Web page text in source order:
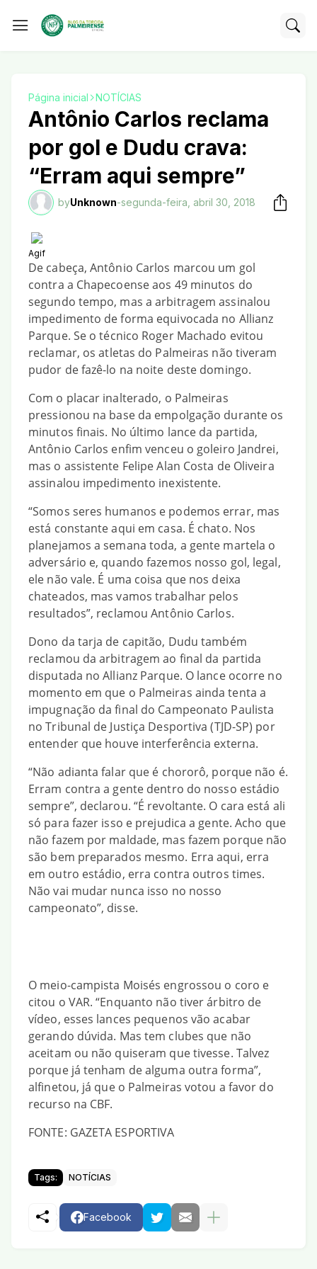
Página inicial NOTÍCIAS
Antônio Carlos reclama
por gol e Dudu crava:
“Erram aqui sempre”
byUnknown-segunda-feira, abril 30, 2018
Agif
De cabeça, Antônio Carlos marcou um gol
contra a Chapecoense aos 49 minutos do
segundo tempo, mas a arbitragem assinalou
impedimento de forma equivocada no Allianz
Parque. Se otécnico Roger Machado evitou
reclamar, os atletas do Palmeiras não tiveram
pudor de fazê-lo na noite deste domingo.
Com o placar inalterado, o Palmeiras
pressionou na base da empolgação durante os
minutos finais. No último lance da partida,
Antônio Carlos enfim venceu o goleiro Jandrei,
mas o assistente Felipe Alan Costa de Oliveira
assinalou impedimento inexistente.
“Somos seres humanos e podemos errar, mas
está constante aqui em casa. É chato. Nos
planejamos a semana toda, a gente martela o
adversário e, quando fazemos nosso gol, legal,
ele não vale. É uma coisa que nos deixa
chateados, mas vamos trabalhar pelos
resultados”, reclamou Antônio Carlos.
Dono da tarja de capitão, Dudu também
reclamou da arbitragem ao final da partida
disputada no Allianz Parque. O lance ocorre no
momento em que o Palmeiras ainda tenta a
impugnação da final do Campeonato Paulista
no Tribunal de Justiça Desportiva (TJD-SP) por
entender que houve interferência externa.
“Não adianta falar que é chororô, porque não é.
Erram contra a gente dentro do nosso estádio
sempre”, declarou. “É revoltante. O cara está ali
só para fazer isso e prejudica a gente. Acho que
não fazem por maldade, mas fazem porque não
são bem preparados mesmo. Erra aqui, erra
em outro estádio, erra contra outros times.
Não vai mudar nunca isso no nosso
campeonato”, disse.
O meio-campista Moisés engrossou o coro e
citou o VAR. “Enquanto não tiver árbitro de
vídeo, esses lances pequenos vão acabar
gerando dúvida. Mas tem clubes que não
aceitam ou não quiseram que tivesse. Talvez
porque já tenham de alguma outra forma”,
alfinetou, já que o Palmeiras votou a favor do
recurso na CBF.
FONTE: GAZETA ESPORTIVA
Tags: NOTÍCIAS
Facebook